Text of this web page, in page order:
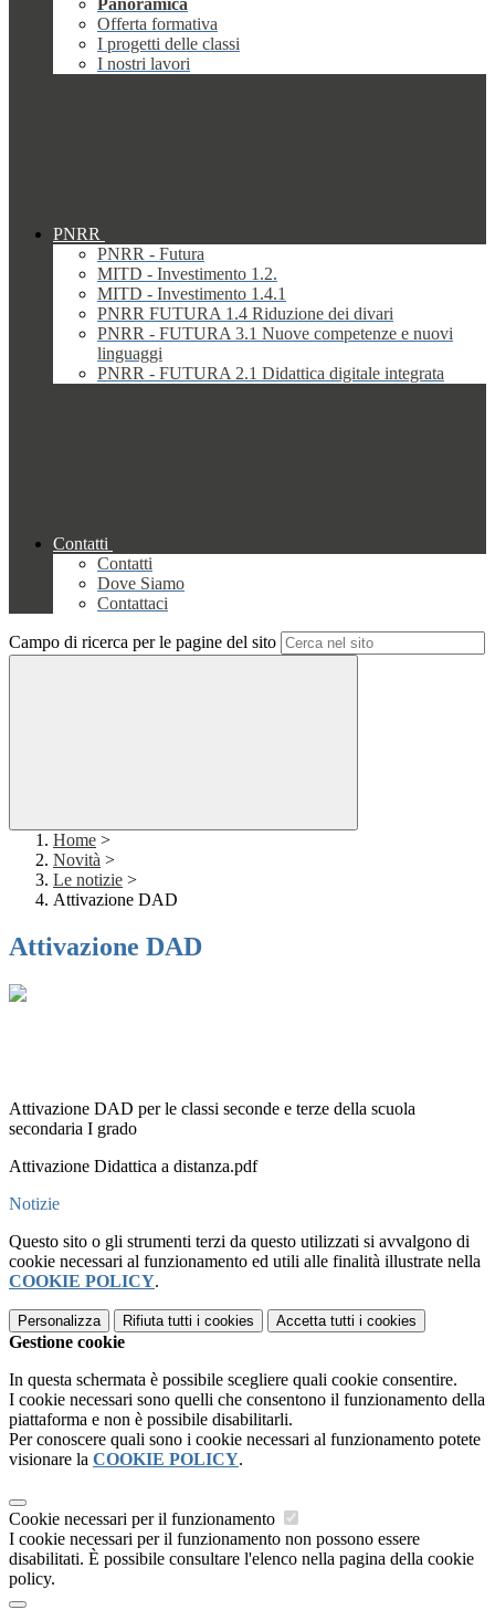
Panoramica
Offerta formativa
I progetti delle classi
I nostri lavori
PNRR
PNRR - Futura
MITD - Investimento 1.2.
MITD - Investimento 1.4.1
PNRR FUTURA 1.4 Riduzione dei divari
PNRR - FUTURA 3.1 Nuove competenze e nuovi
linguaggi
PNRR - FUTURA 2.1 Didattica digitale integrata
Contatti
Contatti
Dove Siamo
Contattaci
Campo di ricerca per le pagine del sito
Home >
Novità >
Le notizie >
Attivazione DAD
Attivazione DAD
Attivazione DAD per le classi seconde e terze della scuola
secondaria I grado
Attivazione Didattica a distanza.pdf
Notizie
Questo sito o gli strumenti terzi da questo utilizzati si avvalgono di
cookie necessari al funzionamento ed utili alle finalità illustrate nella
COOKIE POLICY.
Personalizza Rifiuta tutti i cookies Accetta tutti i cookies
Gestione cookie
In questa schermata è possibile scegliere quali cookie consentire.
I cookie necessari sono quelli che consentono il funzionamento della
piattaforma e non è possibile disabilitarli.
Per conoscere quali sono i cookie necessari al funzionamento potete
visionare la COOKIE POLICY.
Cookie necessari per il funzionamento
I cookie necessari per il funzionamento non possono essere
disabilitati. È possibile consultare l'elenco nella pagina della cookie
policy.